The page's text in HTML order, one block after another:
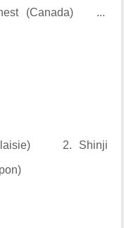
(Canada) ...
2. Shinji